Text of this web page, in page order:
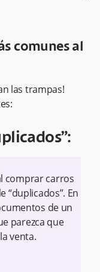
comunes al
las trampas!
comprar carros
“duplicados”. En
de un
parezca que
venta.